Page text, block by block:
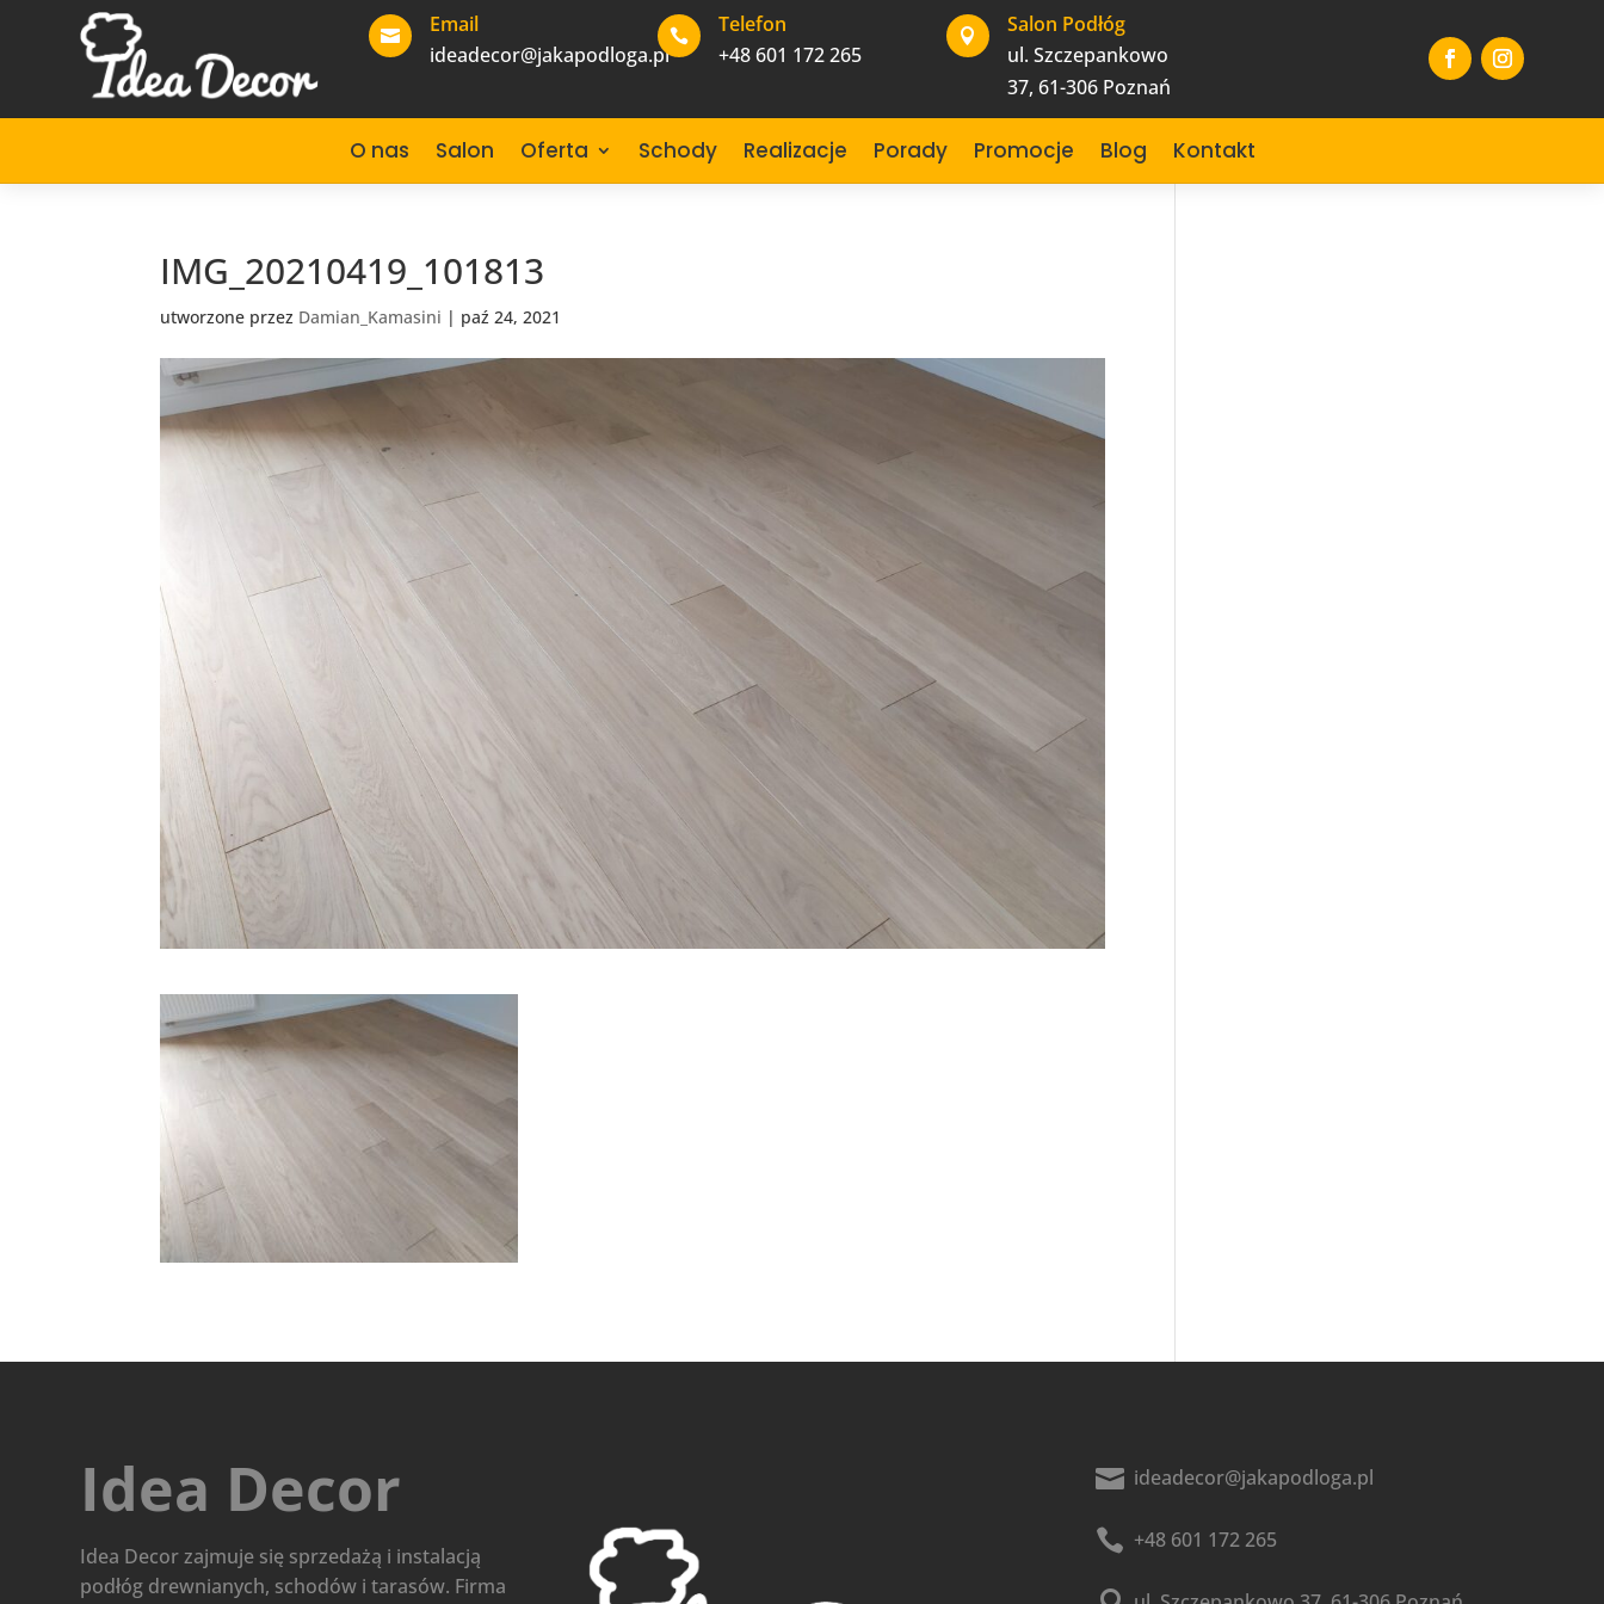

Email
ideadecor@jakapodloga.pl

Telefon
+48 601 172 265

Salon Podłóg
ul. Szczepankowo
37, 61-306 Poznań
O nas Salon Oferta Schody Realizacje Porady Promocje Blog Kontakt
IMG_20210419_101813
utworzone przez Damian_Kamasini | paź 24, 2021
Idea Decor
Idea Decor zajmuje się sprzedażą i instalacją
podłóg drewnianych, schodów i tarasów. Firma
 ideadecor@jakapodloga.pl
 +48 601 172 265